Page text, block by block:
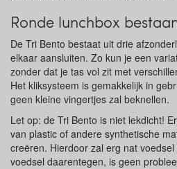
Ronde lunchbox
De Tri Bento bestaat uit drie
elkaar aansluiten. Zo kun je een
zonder dat je tas vol zit met
Het kliksysteem is gemakkelijk in
geen kleine vingertjes zal beknellen.
Let op: de Tri Bento is niet lekdicht!
van plastic of andere synthetische
creëren. Hierdoor zal erg nat
voedsel daarentegen, is geen